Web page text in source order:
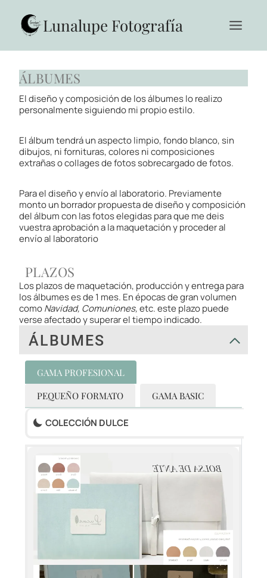
contenido Lunalupe Fotografía
ÁLBUMES
El diseño y composición de los álbumes lo realizo
personalmente siguiendo mi propio estilo.
El álbum tendrá un aspecto limpio, fondo blanco, sin
dibujos, ni fornituras, colores ni composiciones
extrañas o collages de fotos sobrecargado de fotos.
Para el diseño y envío al laboratorio. Previamente
monto un borrador propuesta de diseño y composición
del álbum con las fotos elegidas para que me deis
vuestra aprobación a la maquetación y proceder al
envío al laboratorio
PLAZOS
Los plazos de maquetación, producción y entrega para
los álbumes es de 1 mes. En épocas de gran volumen
comoNavidad, Comuniones,etc. este plazo puede
verse afectado y superar el tiempo indicado.
ÁLBUMES
GAMA PROFESIONAL
PEQUEÑO FORMATO
GAMA BASIC
COLECCIÓN DULCE